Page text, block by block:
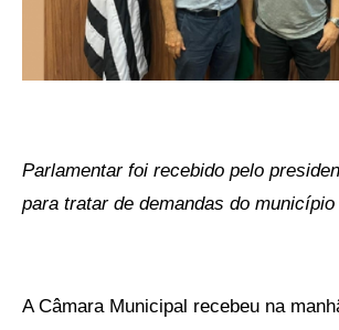
Parlamentar foi recebido pelo
para tratar de demandas do município
A Câmara Municipal recebeu na